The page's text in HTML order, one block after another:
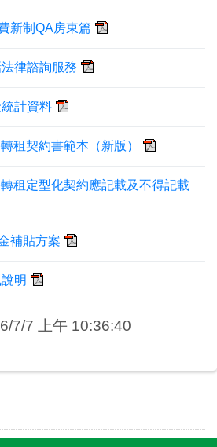
新制QA房東篇
律諮詢服務
計資料
租契約書範本（新版）
租定型化契約應記載及不得記載
補貼方案
明
7/7 上午 10:36:40